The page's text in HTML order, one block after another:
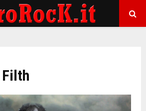
Filth